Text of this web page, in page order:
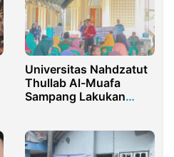
Universitas Nahdzatut
Thullab Al-Muafa
Sampang Lakukan